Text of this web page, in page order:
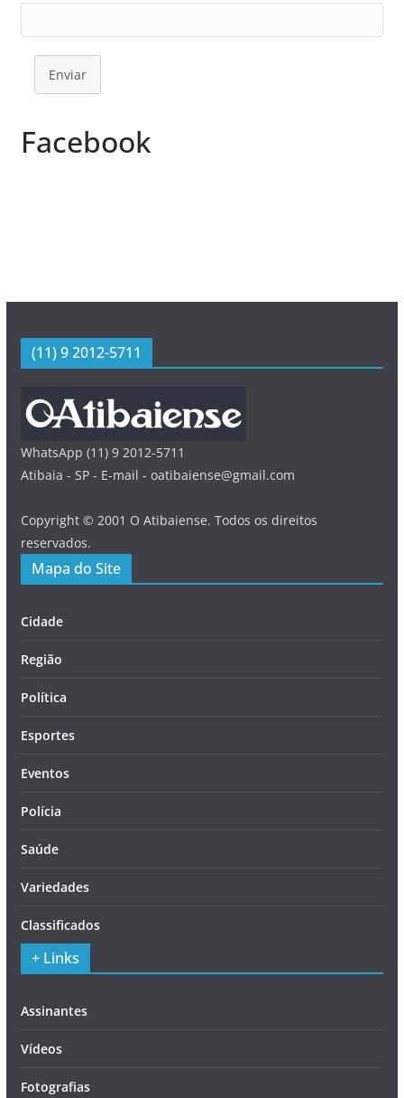
Enviar
Facebook
(11) 9 2012-5711
WhatsApp (11) 9 2012-5711
Atibaia - SP - E-mail - oatibaiense@gmail.com
Copyright © 2001 O Atibaiense. Todos os direitos
reservados.
Mapa do Site
Cidade
Região
Política
Esportes
Eventos
Polícia
Saúde
Variedades
Classificados
+ Links
Assinantes
Vídeos
Fotografias